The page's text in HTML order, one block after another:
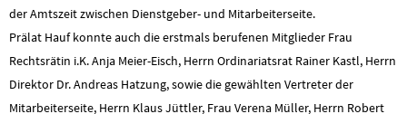
der Amtszeit zwischen Dienstgeber- und Mitarbeiterseite.
Prälat Hauf konnte auch die erstmals berufenen Mitglieder Frau
Rechtsrätin i.K. Anja Meier-Eisch, Herrn Ordinariatsrat Rainer Kastl, Herrn
Direktor Dr. Andreas Hatzung, sowie die gewählten Vertreter der
Mitarbeiterseite, Herrn Klaus Jüttler, Frau Verena Müller, Herrn Robert